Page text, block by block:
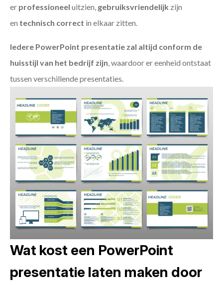
er professioneel uitzien, gebruiksvriendelijk zijn
en technisch correct in elkaar zitten.
Iedere PowerPoint presentatie zal altijd conform de
huisstijl van het bedrijf zijn, waardoor er eenheid ontstaat
tussen verschillende presentaties.
Wat kost een PowerPoint
presentatie laten maken door